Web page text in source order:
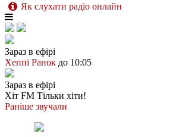
Як слухати радіо онлайн
Зараз в ефірі
Хеппі Ранок до 10:05
Зараз в ефірі
Хіт FM Тільки хіти!
Раніше звучали